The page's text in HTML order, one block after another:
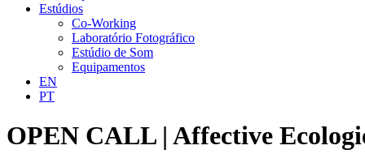
Estúdios
Co-Working
Laboratório Fotográfico
Estúdio de Som
Equipamentos
EN
PT
OPEN CALL | Affective